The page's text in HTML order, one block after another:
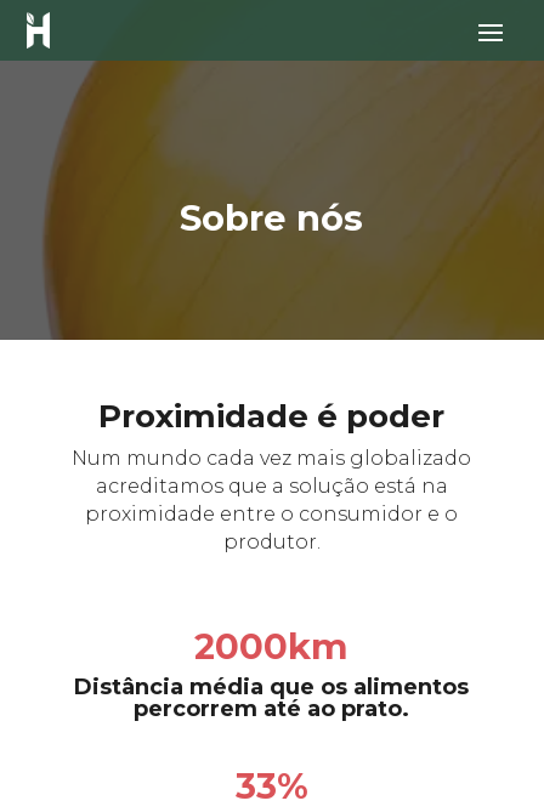
Sobre nós
Proximidade é poder
Num mundo cada vez mais globalizado
acreditamos que a solução está na
proximidade entre o consumidor e o
produtor.
2000km
Distância média que os alimentos
percorrem até ao prato.
33%